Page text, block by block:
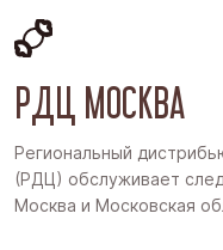
Восточная Сибирь
Дальний Восток
Поволжье
РДЦ МОСКВА
Региональный
(РДЦ) обслуживает
Москва и Московская